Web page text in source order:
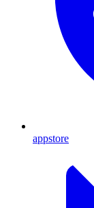
appstore